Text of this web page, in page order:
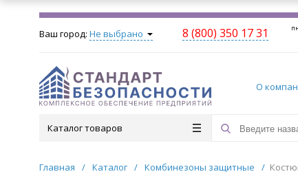
Ваш город: Не выбрано 8 (800) 350 17 31
О
Каталог товаров
Главная / Каталог / Комбинезоны защитные /